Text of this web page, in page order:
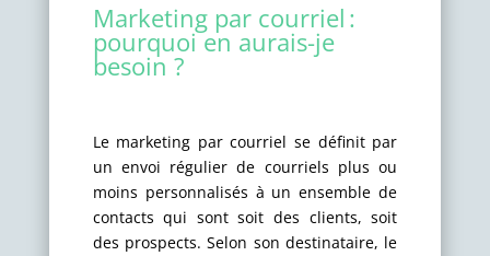
Marketing par courriel :
pourquoi en aurais-je
besoin ?
Le marketing par courriel se définit par
un envoi régulier de courriels plus ou
moins personnalisés à un ensemble de
contacts qui sont soit des clients, soit
des prospects. Selon son destinataire, le